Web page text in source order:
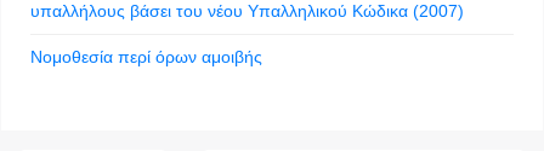
υπαλλήλους βάσει του νέου Υπαλληλικού Κώδικα (2007)
Νομοθεσία περί όρων αμοιβής